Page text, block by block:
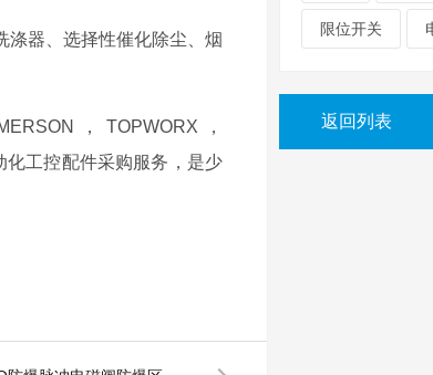
涤器、选择性催化除尘、烟
， TOPWORX ，
化工控配件采购服务，是少
限位开关
返回列表